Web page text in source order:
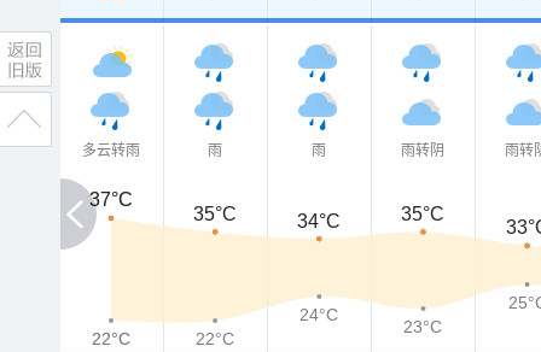
多云转雨 雨 雨 雨转阴 雨转
37°C
37°C
35°C 34°C 35°C
22°C
22°C 22°C
24°C
23°C